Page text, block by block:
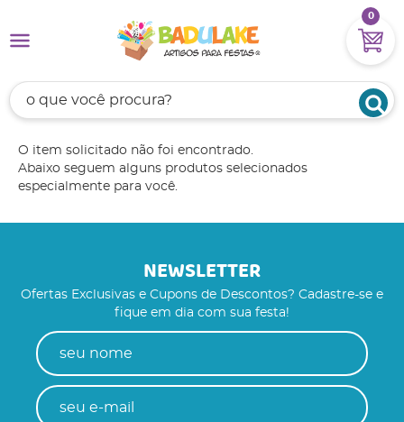
0
O item solicitado não foi encontrado.
Abaixo seguem alguns produtos selecionados
especialmente para você.
NEWSLETTER
Ofertas Exclusivas e Cupons de Descontos? Cadastre-se e
fique em dia com sua festa!